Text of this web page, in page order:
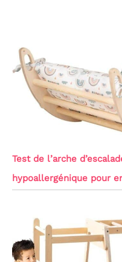
Test de l’arche
hypoallergénique pour